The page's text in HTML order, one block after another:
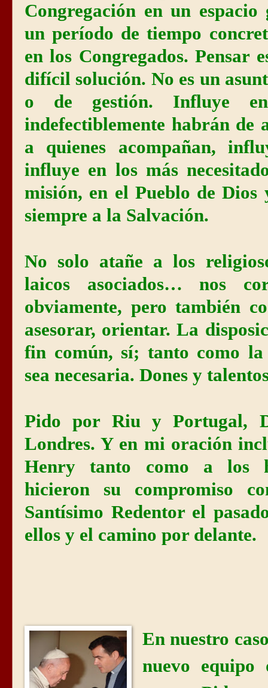
Congregación en un
un período de tiempo
en los Congregados. Pensar
difícil solución. No es un
o de gestión. Influye en
indefectiblemente habrán de
a quienes acompañan,
influye en los más
misión, en el Pueblo de
siempre a la Salvación.
No solo atañe a los
laicos asociados… nos
obviamente, pero también
asesorar, orientar. La
fin común, sí; tanto como
sea necesaria. Dones y
Pido por Riu y Portugal,
Londres. Y en mi oración
Henry tanto como a los
hicieron su compromiso
Santísimo Redentor el
ellos y el camino por delante.
En nuestro
nuevo equipo